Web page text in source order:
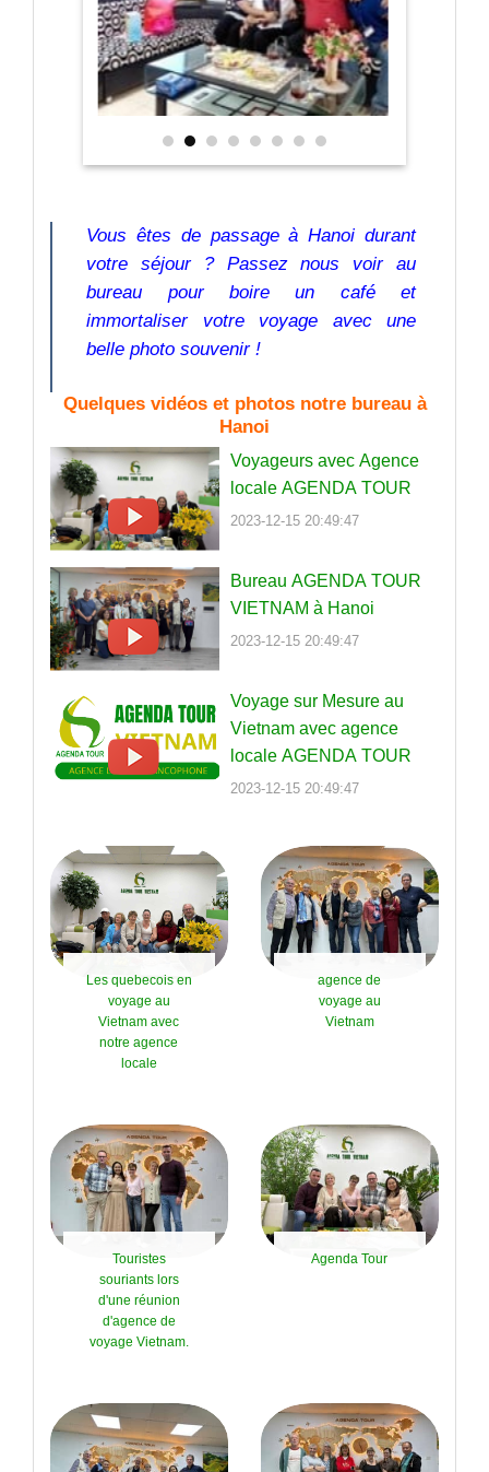
Vous êtes de passage à Hanoi durant
votre séjour ? Passez nous voir au
bureau pour boire un café et
immortaliser votre voyage avec une
belle photo souvenir !
Quelques vidéos et photos notre bureau à
Hanoi
Voyageurs avec Agence
locale AGENDA TOUR
2023-12-15 20:49:47
Bureau AGENDA TOUR
VIETNAM à Hanoi
2023-12-15 20:49:47
Voyage sur Mesure au
Vietnam avec agence
locale AGENDA TOUR
2023-12-15 20:49:47
Les quebecois en
voyage au
Vietnam avec
notre agence
locale
agence de
voyage au
Vietnam
Touristes
souriants lors
d'une réunion
d'agence de
voyage Vietnam.
Agenda Tour